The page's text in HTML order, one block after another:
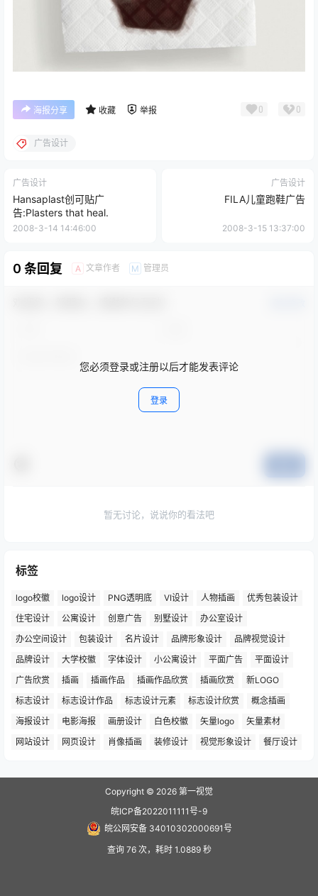
海报分享 收藏 举报 0 0
广告设计
广告设计
Hansaplast创可贴广
告:Plasters that heal.
2008-3-14 14:46:00
广告设计
FILA儿童跑鞋广告
2008-3-15 13:37:00
0 条回复 A 文章作者 M 管理员
您必须登录或注册以后才能发表评论
登录
暂无讨论，说说你的看法吧
标签
logo校徽 logo设计 PNG透明底 VI设计 人物插画
优秀包装设计
住宅设计
公寓设计 创意广告 别墅设计
办公室设计
办公空间设计
包装设计 名片设计 品牌形象设计
品牌视觉设计
品牌设计
大学校徽 字体设计 小公寓设计 平面广告
平面设计
广告欣赏
插画 插画作品 插画作品欣赏 插画欣赏
新LOGO
标志设计
标志设计作品 标志设计元素 标志设计欣赏
概念插画
海报设计
电影海报 画册设计 白色校徽 矢量logo
矢量素材
网站设计
网页设计 肖像插画 装修设计 视觉形象设计 餐厅设计
Copyright © 2026 第一视觉
皖ICP备2022011111号-9
皖公网安备 34010302000691号
查询 76 次，耗时 1.0889 秒